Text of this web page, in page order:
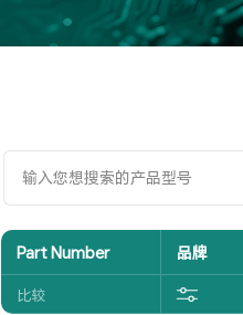
Part Number 品牌
比较